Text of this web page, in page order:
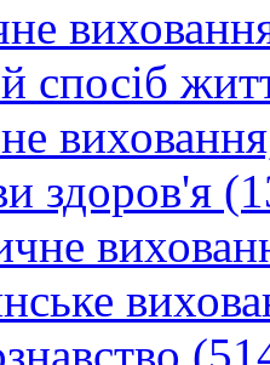
спосіб
здоров'я